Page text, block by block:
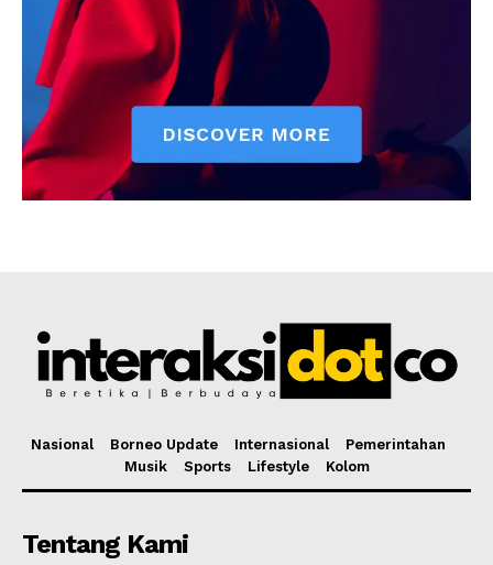
Nasional Borneo Update Internasional
Pemerintahan
Musik
Sports Lifestyle Kolom
Tentang Kami